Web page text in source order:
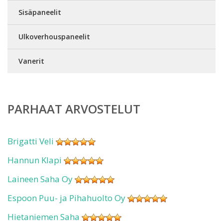
Sisäpaneelit
Ulkoverhouspaneelit
Vanerit
PARHAAT ARVOSTELUT
Brigatti Veli
Hannun Klapi
Laineen Saha Oy
Espoon Puu- ja Pihahuolto Oy
Hietaniemen Saha